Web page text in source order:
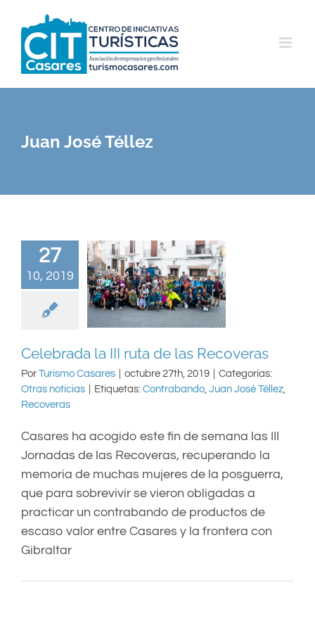
contenido
Juan José Téllez
27
10, 2019
Celebrada la III ruta de
las Recoveras
Celebrada la III ruta de las Recoveras
Por Turismo Casares octubre 27th, 2019
Categorías:
Otras noticias
Etiquetas: Contrabando, Juan José Téllez,
Recoveras
Casares ha acogido este fin de semana las III
Jornadas de las Recoveras, recuperando la
memoria de muchas mujeres de la posguerra,
que para sobrevivir se vieron obligadas a
practicar un contrabando de productos de
escaso valor entre Casares y la frontera con
Gibraltar